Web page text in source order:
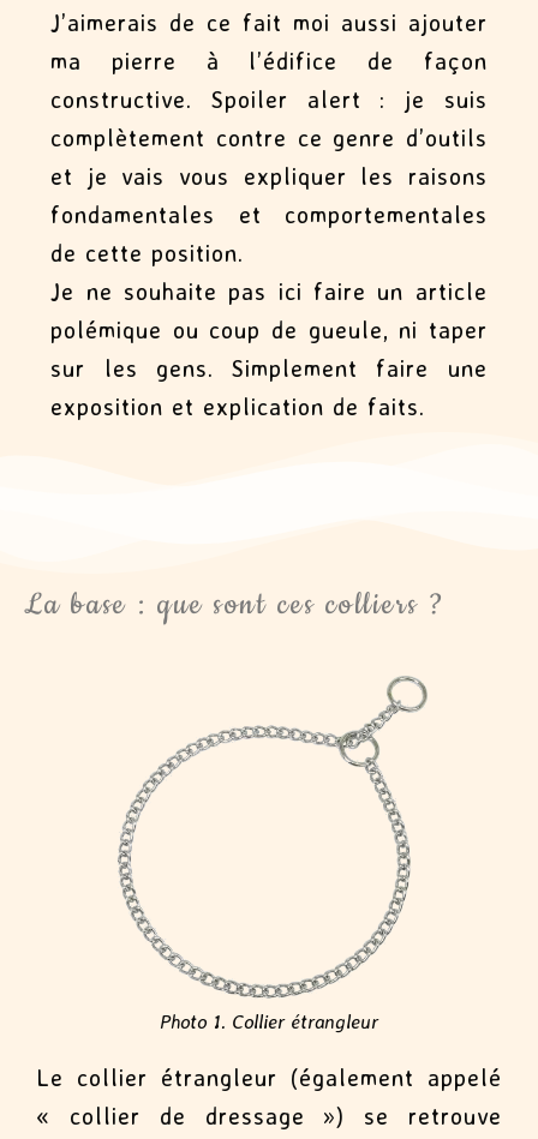
J’aimerais de ce fait moi aussi ajouter
ma pierre à l’édifice de façon
constructive. Spoiler alert : je suis
complètement contre ce genre d’outils
et je vais vous expliquer les raisons
fondamentales et comportementales
de cette position.
Je ne souhaite pas ici faire un article
polémique ou coup de gueule, ni taper
sur les gens. Simplement faire une
exposition et explication de faits.
La base : que sont ces colliers ?
Photo 1. Collier étrangleur
Le collier étrangleur (également appelé
« collier de dressage ») se retrouve